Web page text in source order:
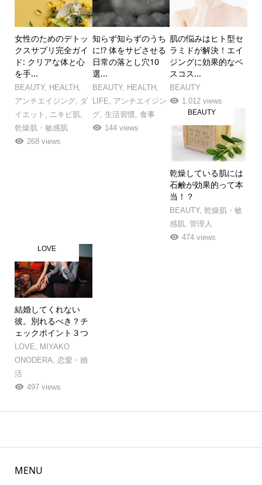
女性のためのデトッ
クスサプリ完全ガイ
ド: クリアな体と心
を手...
BEAUTY, HEALTH
アンチエイジング,
ダ
イエット
ニキビ肌,
乾燥肌・敏感肌
268 views
知らず知らずのうち
に!? 体をサビさせる
日常の落とし穴10
選...
BEAUTY, HEALTH
LIFE
アンチエイジン
グ, 生活習慣, 食事
144 views
肌の悩みはヒト型セ
ラミドが解決！エイ
ジングに効果的なベ
スコス...
BEAUTY
1,012 views
乾燥している肌には
石鹸が効果的って本
当！？
BEAUTY,乾燥肌・敏
感肌,管理人
474 views
BEAUTY
結婚してくれない
彼。別れるべき？チ
ェックポイント３つ
LOVE, MIYAKO
ONODERA, 恋愛・婚
活
497 views
LOVE
MENU